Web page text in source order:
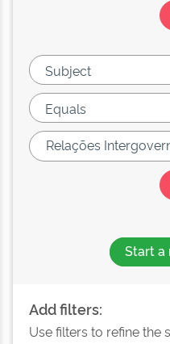
Start a
Add filters:
Use filters to refine the